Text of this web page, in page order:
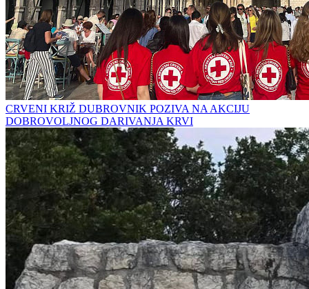
CRVENI KRIŽ DUBROVNIK POZIVA NA AKCIJU
DOBROVOLJNOG DARIVANJA KRVI